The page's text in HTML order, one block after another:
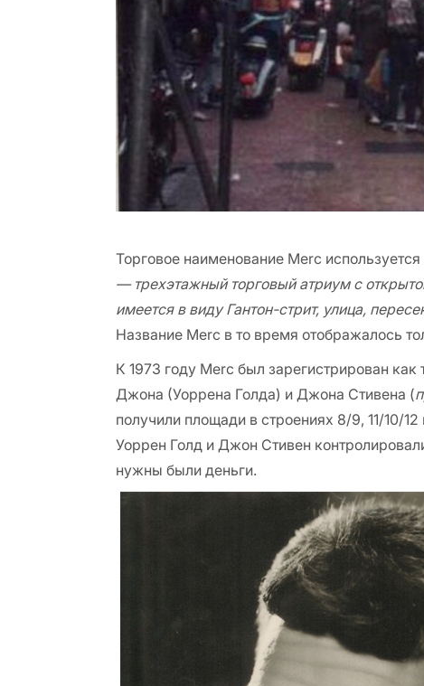
Торговое наименование Merc
— трехэтажный торговый атриум с
имеется в виду Гантон-стрит, улица,
Название Merc в то время отображалось
К 1973 году Merc был зарегистрирован
Джона (Уоррена Голда) и Джона Стивена (
получили площади в строениях 8/9, 11/10/
Уоррен Голд и Джон Стивен
нужны были деньги.